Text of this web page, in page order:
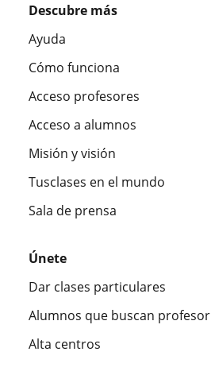
Descubre más
Ayuda
Cómo funciona
Acceso profesores
Acceso a alumnos
Misión y visión
Tusclases en el mundo
Sala de prensa
Únete
Dar clases particulares
Alumnos que buscan profesor
Alta centros